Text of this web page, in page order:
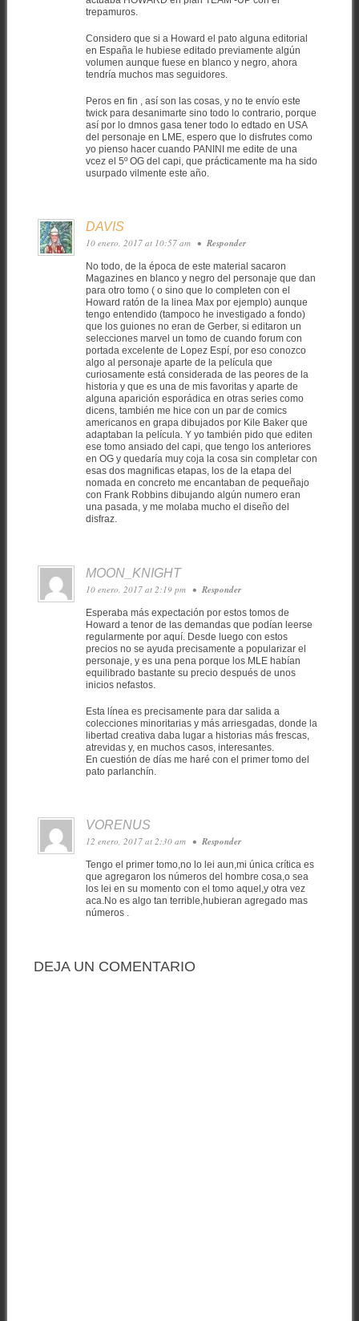
trepamuros.
Considero que si a Howard el pato alguna editorial
en España le hubiese editado previamente algún
volumen aunque fuese en blanco y negro, ahora
tendría muchos mas seguidores.
Peros en fin , así son las cosas, y no te envío este
twick para desanimarte sino todo lo contrario, porque
así por lo dmnos gasa tener todo lo edtado en USA
del personaje en LME, espero que lo disfrutes como
yo pienso hacer cuando PANINI me edite de una
vcez el 5º OG del capi, que prácticamente ma ha sido
usurpado vilmente este año.
DAVIS
10 enero, 2017 at 10:57 am • Responder
No todo, de la época de este material sacaron
Magazines en blanco y negro del personaje que dan
para otro tomo ( o sino que lo completen con el
Howard ratón de la linea Max por ejemplo) aunque
tengo entendido (tampoco he investigado a fondo)
que los guiones no eran de Gerber, si editaron un
selecciones marvel un tomo de cuando forum con
portada excelente de Lopez Espí, por eso conozco
algo al personaje aparte de la película que
curiosamente está considerada de las peores de la
historia y que es una de mis favoritas y aparte de
alguna aparición esporádica en otras series como
dicens, también me hice con un par de comics
americanos en grapa dibujados por Kile Baker que
adaptaban la película. Y yo también pido que editen
ese tomo ansiado del capi, que tengo los anteriores
en OG y quedaría muy coja la cosa sin completar con
esas dos magnificas etapas, los de la etapa del
nomada en concreto me encantaban de pequeñajo
con Frank Robbins dibujando algún numero eran
una pasada, y me molaba mucho el diseño del
disfraz.
MOON_KNIGHT
10 enero, 2017 at 2:19 pm • Responder
Esperaba más expectación por estos tomos de
Howard a tenor de las demandas que podían leerse
regularmente por aquí. Desde luego con estos
precios no se ayuda precisamente a popularizar el
personaje, y es una pena porque los MLE habían
equilibrado bastante su precio después de unos
inicios nefastos.
Esta línea es precisamente para dar salida a
colecciones minoritarias y más arriesgadas, donde la
libertad creativa daba lugar a historias más frescas,
atrevidas y, en muchos casos, interesantes.
En cuestión de días me haré con el primer tomo del
pato parlanchín.
VORENUS
12 enero, 2017 at 2:30 am • Responder
Tengo el primer tomo,no lo lei aun,mi única crítica es
que agregaron los números del hombre cosa,o sea
los lei en su momento con el tomo aquel,y otra vez
aca.No es algo tan terrible,hubieran agregado mas
números .
DEJA UN COMENTARIO